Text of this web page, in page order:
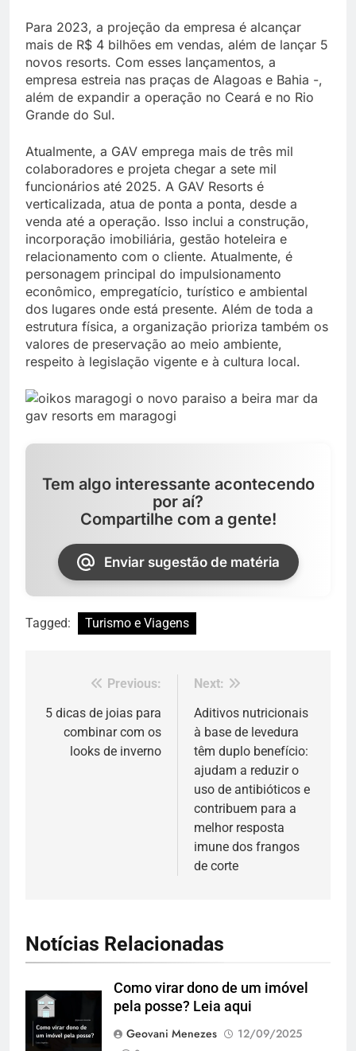
Para 2023, a projeção da empresa é alcançar
mais de R$ 4 bilhões em vendas, além de lançar 5
novos resorts. Com esses lançamentos, a
empresa estreia nas praças de Alagoas e Bahia -,
além de expandir a operação no Ceará e no Rio
Grande do Sul.
Atualmente, a GAV emprega mais de três mil
colaboradores e projeta chegar a sete mil
funcionários até 2025. A GAV Resorts é
verticalizada, atua de ponta a ponta, desde a
venda até a operação. Isso inclui a construção,
incorporação imobiliária, gestão hoteleira e
relacionamento com o cliente. Atualmente, é
personagem principal do impulsionamento
econômico, empregatício, turístico e ambiental
dos lugares onde está presente. Além de toda a
estrutura física, a organização prioriza também os
valores de preservação ao meio ambiente,
respeito à legislação vigente e à cultura local.
Tem algo interessante acontecendo
por aí?
Compartilhe com a gente!
Enviar sugestão de matéria
Tagged: Turismo e Viagens
Navegação
de
Post
Previous:
5 dicas de joias para
combinar com os
looks de inverno
Next:
Aditivos nutricionais
à base de levedura
têm duplo benefício:
ajudam a reduzir o
uso de antibióticos e
contribuem para a
melhor resposta
imune dos frangos
de corte
Notícias Relacionadas
Como virar dono de um imóvel
pela posse? Leia aqui
Geovani Menezes
12/09/2025